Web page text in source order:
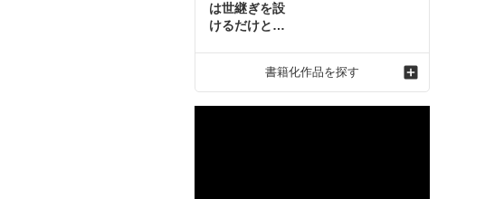
は世継ぎを設
けるだけと聞
れ才女の幸せ
な結婚～2
書籍化作品を探す